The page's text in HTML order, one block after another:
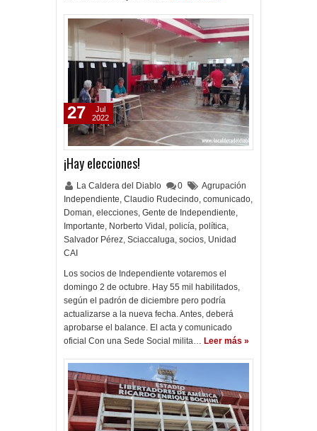
¡Hay elecciones!
La Caldera del Diablo 0
Agrupación
Independiente, Claudio Rudecindo, comunicado,
Doman, elecciones, Gente de Independiente,
Importante, Norberto Vidal , policía, política,
Salvador Pérez, Sciaccaluga, socios, Unidad
CAI
Los socios de Independiente votaremos el
domingo 2 de octubre. Hay 55 mil habilitados,
según el padrón de diciembre pero podría
actualizarse a la nueva fecha. Antes, deberá
aprobarse el balance. El acta y comunicado
oficial Con una Sede Social milita… Leer más »
27
Jul
2022